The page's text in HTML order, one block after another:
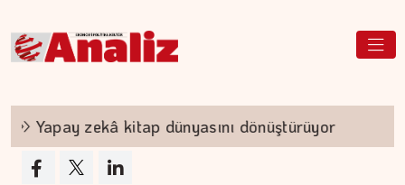
Yapay zekâ kitap dünyasını dönüştürüyor